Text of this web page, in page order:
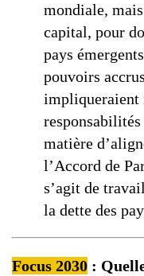
mondiale,
capital, pour
pays
pouvoirs
impliqueraient
matière
l’Accord de
s’agit de
la dette des
Focus 2030 :